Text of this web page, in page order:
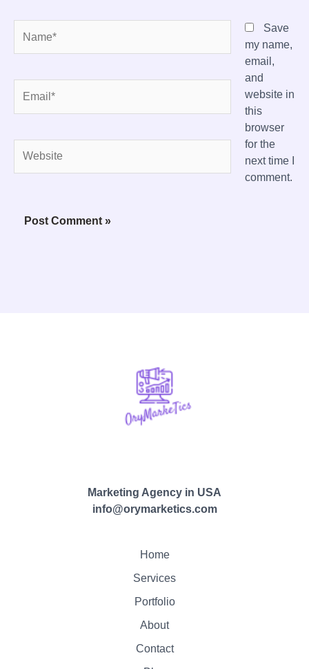
Save
my name,
email,
and
website in
this
browser
for the
next time I
comment.
Marketing Agency in USA
info@orymarketics.com
Home
Services
Portfolio
About
Contact